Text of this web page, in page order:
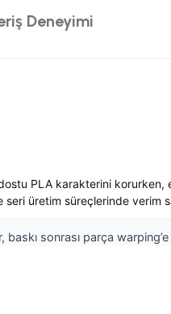
Deneyimi
PLA karakterini korurken,
seri üretim süreçlerinde verim
sonrası parça